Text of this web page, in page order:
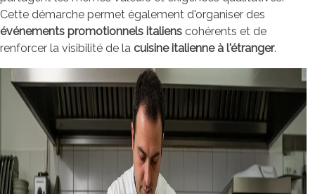
Cette démarche permet également d'organiser des
événements promotionnels italiens cohérents et de
renforcer la visibilité de la cuisine italienne à l'étranger.